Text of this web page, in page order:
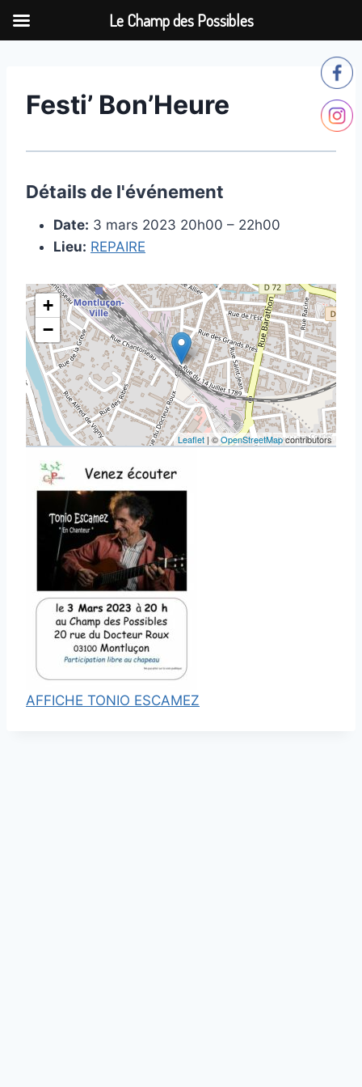
contenuFesti’ Bon’Heure
Détails de l'événement
Date: 3 mars 2023 20h00 – 22h00
Lieu: REPAIRE
+
−
Leaflet | ©OpenStreetMapcontributors
AFFICHE TONIO ESCAMEZ
Le Champ des Possibles